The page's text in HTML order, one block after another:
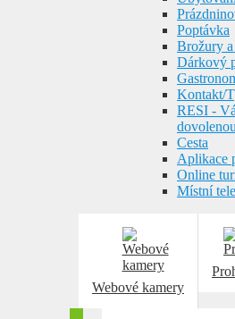
Poptávka
Brožury
Dárkový
Kontakt/
RESI -
dovolenou
Cesta
Aplikace
Online
Místní
Webové kamery